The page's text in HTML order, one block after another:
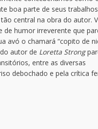
boa parte de seus
central na obra do autor.
humor irreverente que
avó o chamará “copito de
autor de Loretta Strong
entre as diversas
debochado e pela crítica